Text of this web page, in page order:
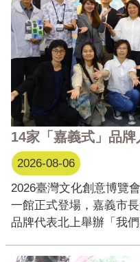
2026-08-06
2026臺灣文化創意博覽
一館正式登場，嘉義市
品牌代表北上舉辦「我
題參展，透過「好生活